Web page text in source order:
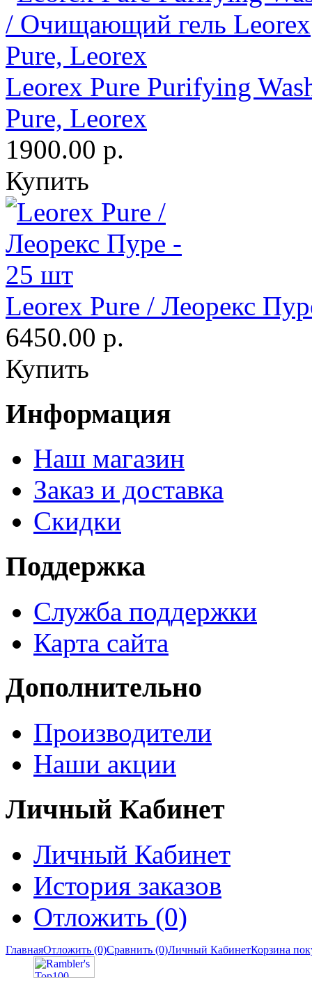
Leorex Pure Purifying
Pure, Leorex
1900.00 р.
Купить
Leorex Pure / Леорекс
6450.00 р.
Купить
Информация
Наш магазин
Заказ и доставка
Скидки
Поддержка
Служба поддержки
Карта сайта
Дополнительно
Производители
Наши акции
Личный Кабинет
Личный Кабинет
История заказов
Отложить (0)
ГлавнаяОтложить (0)Сравнить (0)Личный КабинетКорзина